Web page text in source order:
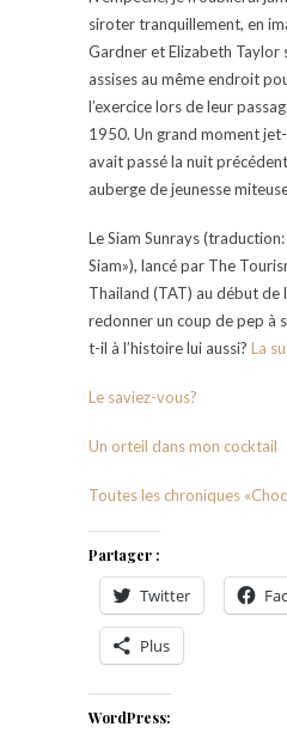
siroter tranquillement, en
Gardner et Elizabeth Taylor
assises au même endroit
l’exercice lors de leur
1950. Un grand moment
avait passé la nuit
auberge de jeunesse
Le Siam Sunrays
Siam»), lancé par The
Thailand (TAT) au début de
redonner un coup de pep à
t-il à l’histoire lui aussi? La
Le saviez-vous?
Un orteil dans mon cocktail
Toutes les chroniques
Partager :
Twitter
Plus
WordPress: